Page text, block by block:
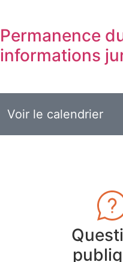
Permanence
informations
Voir le calendrier